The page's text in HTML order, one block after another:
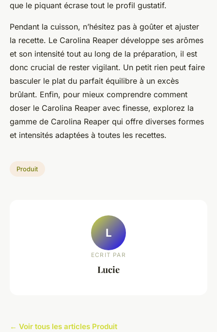
que le piquant écrase tout le profil gustatif.
Pendant la cuisson, n’hésitez pas à goûter et ajuster
la recette. Le Carolina Reaper développe ses arômes
et son intensité tout au long de la préparation, il est
donc crucial de rester vigilant. Un petit rien peut faire
basculer le plat du parfait équilibre à un excès
brûlant. Enfin, pour mieux comprendre comment
doser le Carolina Reaper avec finesse, explorez la
gamme de Carolina Reaper qui offre diverses formes
et intensités adaptées à toutes les recettes.
Produit
L
ECRIT PAR
Lucie
← Voir tous les articles Produit